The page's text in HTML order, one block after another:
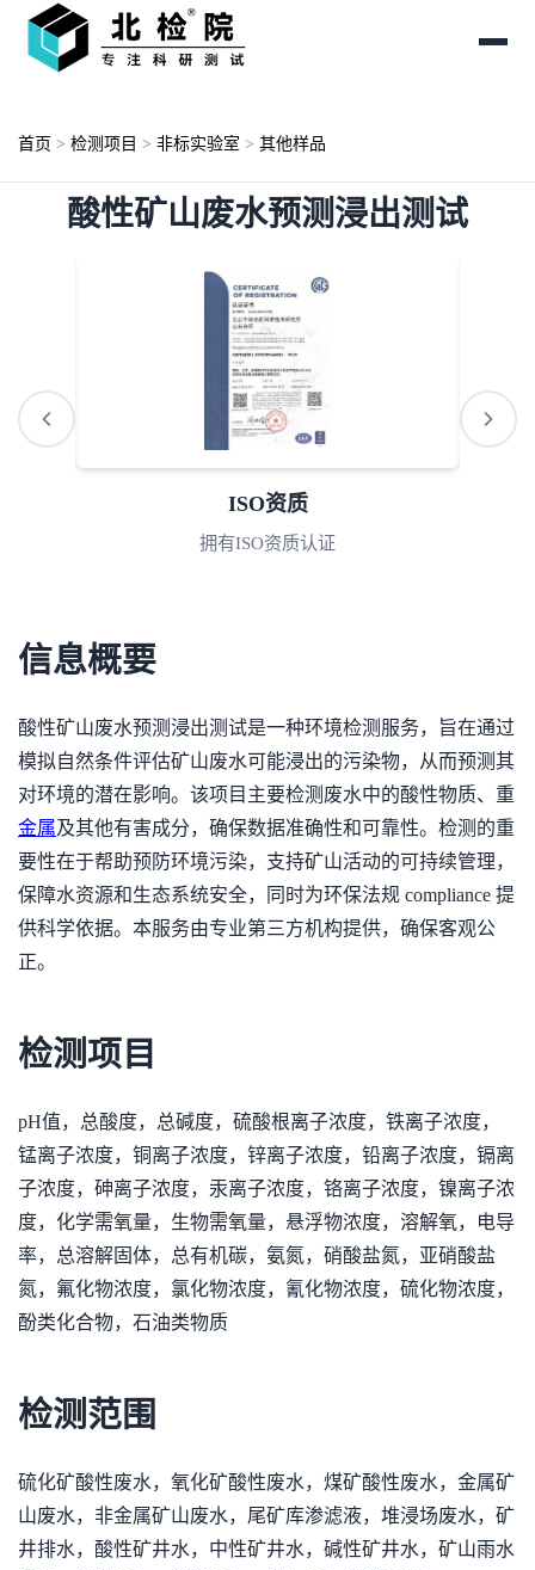
首页 > 检测项目 > 非标实验室 > 其他样品
酸性矿山废水预测浸出测试
ISO资质
拥有ISO资质认证
信息概要
酸性矿山废水预测浸出测试是一种环境检测服务，旨在通过
模拟自然条件评估矿山废水可能浸出的污染物，从而预测其
对环境的潜在影响。该项目主要检测废水中的酸性物质、重
金属及其他有害成分，确保数据准确性和可靠性。检测的重
要性在于帮助预防环境污染，支持矿山活动的可持续管理，
保障水资源和生态系统安全，同时为环保法规 compliance 提
供科学依据。本服务由专业第三方机构提供，确保客观公
正。
检测项目
pH值，总酸度，总碱度，硫酸根离子浓度，铁离子浓度，
锰离子浓度，铜离子浓度，锌离子浓度，铅离子浓度，镉离
子浓度，砷离子浓度，汞离子浓度，铬离子浓度，镍离子浓
度，化学需氧量，生物需氧量，悬浮物浓度，溶解氧，电导
率，总溶解固体，总有机碳，氨氮，硝酸盐氮，亚硝酸盐
氮，氟化物浓度，氯化物浓度，氰化物浓度，硫化物浓度，
酚类化合物，石油类物质
检测范围
硫化矿酸性废水，氧化矿酸性废水，煤矿酸性废水，金属矿
山废水，非金属矿山废水，尾矿库渗滤液，堆浸场废水，矿
井排水，酸性矿井水，中性矿井水，碱性矿井水，矿山雨水